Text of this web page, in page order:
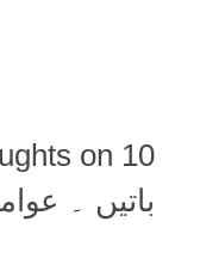
10 thoughts on “
باتيں ۔